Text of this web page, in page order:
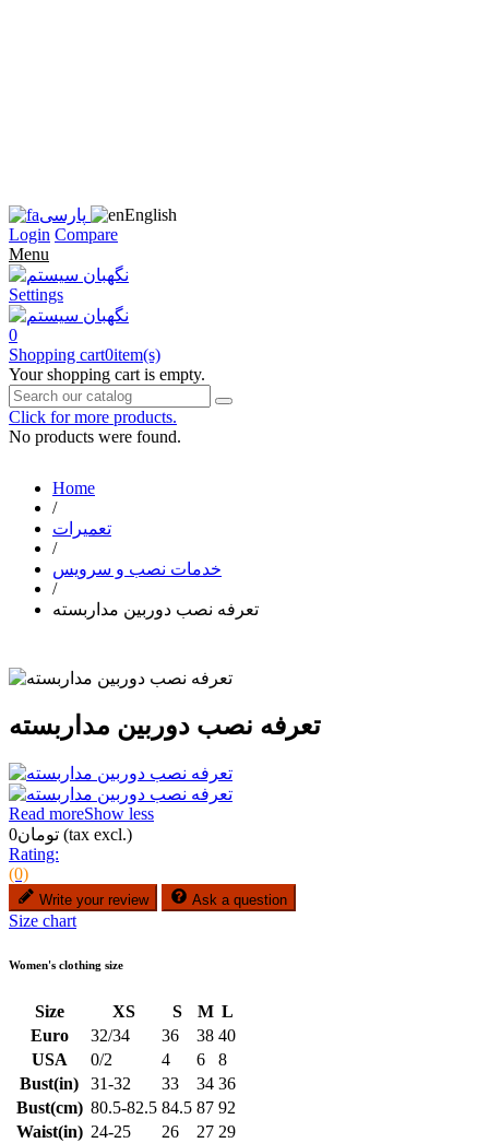
پارسی
English
Login Compare
Menu
Settings
0
Shopping cart0item(s)
Your shopping cart is empty.
Click for more products.
No products were found.
Home
/
تعمیرات
/
خدمات نصب و سرویس
/
تعرفه نصب دوربین مداربسته
تعرفه نصب دوربین مداربسته
Read moreShow less
تومان0 (tax excl.)
Rating:
(0)
Write your review Ask a question
Size chart
Women's clothing size
Size XS S M L
Euro
32/34 36 38 40
USA
0/2 4 6
8
Bust(in)
31-32 33 34 36
Bust(cm) 80.5-82.5 84.5 87 92
Waist(in) 24-25 26 27 29